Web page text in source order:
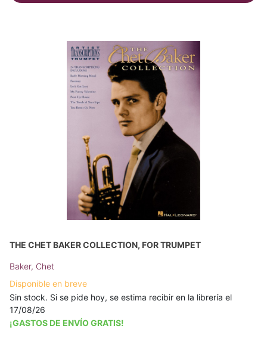
THE CHET BAKER COLLECTION, FOR TRUMPET
Baker, Chet
Disponible en breve
Sin stock. Si se pide hoy, se estima recibir en la librería el
17/08/26
¡GASTOS DE ENVÍO GRATIS!